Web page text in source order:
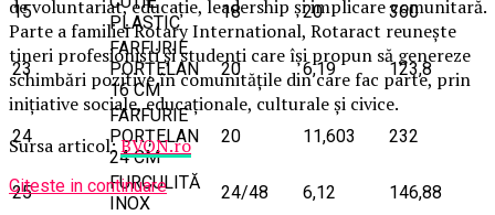
15
PLASTIC
18 20 360
23
FARFURIE
PORȚELAN
16 CM
20 6,19 123,8
24
FARFURIE
PORȚELAN
24 CM
20 11,603 232
25
FURCULITĂ
INOX
24/48 6,12 146,88
de voluntariat, educație, leadership și implicare comunitară.
Parte a familiei Rotary International, Rotaract reunește
tineri profesioniști și studenți care își propun să genereze
schimbări pozitive în comunitățile din care fac parte, prin
inițiative sociale, educaționale, culturale și civice.
Sursa articol:BVON.ro
Citeste in continuare